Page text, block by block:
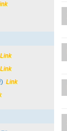
Link
Link
) Link